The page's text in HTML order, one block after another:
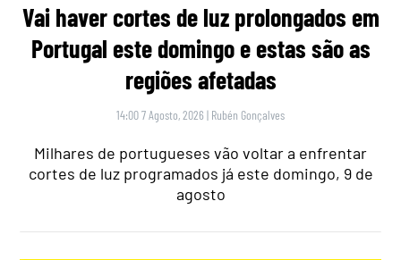
Vai haver cortes de luz prolongados em
Portugal este domingo e estas são as
regiões afetadas
14:00 7 Agosto, 2026 | Rubén Gonçalves
Milhares de portugueses vão voltar a enfrentar
cortes de luz programados já este domingo, 9 de
agosto